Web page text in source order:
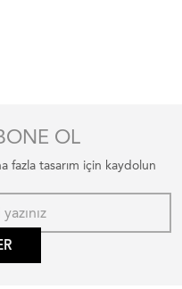
OL
fazla tasarım için kaydolun